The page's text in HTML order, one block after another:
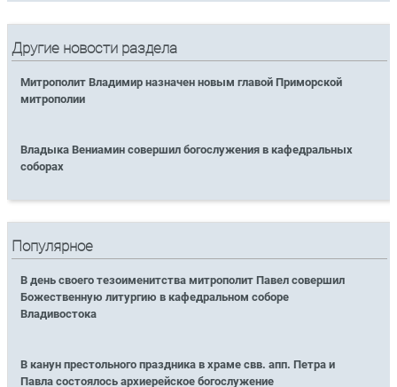
Другие новости раздела
Митрополит Владимир назначен новым главой Приморской
митрополии
Владыка Вениамин совершил богослужения в кафедральных
соборах
Популярное
В день своего тезоименитства митрополит Павел совершил
Божественную литургию в кафедральном соборе
Владивостока
В канун престольного праздника в храме свв. апп. Петра и
Павла состоялось архиерейское богослужение